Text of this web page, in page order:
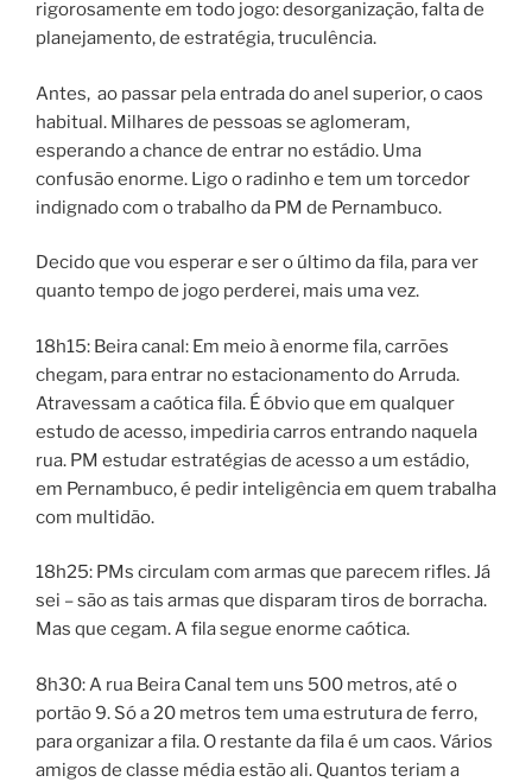
rigorosamente em todo jogo: desorganização, falta de
planejamento, de estratégia, truculência.
Antes, ao passar pela entrada do anel superior, o caos
habitual. Milhares de pessoas se aglomeram,
esperando a chance de entrar no estádio. Uma
confusão enorme. Ligo o radinho e tem um torcedor
indignado com o trabalho da PM de Pernambuco.
Decido que vou esperar e ser o último da fila, para ver
quanto tempo de jogo perderei, mais uma vez.
18h15: Beira canal: Em meio à enorme fila, carrões
chegam, para entrar no estacionamento do Arruda.
Atravessam a caótica fila. É óbvio que em qualquer
estudo de acesso, impediria carros entrando naquela
rua. PM estudar estratégias de acesso a um estádio,
em Pernambuco, é pedir inteligência em quem trabalha
com multidão.
18h25: PMs circulam com armas que parecem rifles. Já
sei – são as tais armas que disparam tiros de borracha.
Mas que cegam. A fila segue enorme caótica.
8h30: A rua Beira Canal tem uns 500 metros, até o
portão 9. Só a 20 metros tem uma estrutura de ferro,
para organizar a fila. O restante da fila é um caos. Vários
amigos de classe média estão ali. Quantos teriam a